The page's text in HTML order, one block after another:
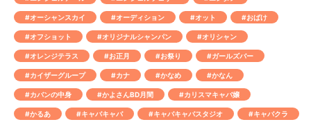
#オーシャンスカイ #オーディション #オット #おばけ
#オフショット #オリジナルシャンパン #オリシャン
#オレンジテラス #お正月 #お祭り #ガールズバー
#カイザーグループ #カナ #かなめ #かなん
#カバンの中身 #かよさんBD月間 #カリスマキャバ嬢
#かるあ #キャバキャバ #キャバキャバスタジオ #キャバクラ